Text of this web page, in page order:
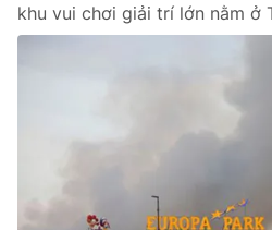
khu vui chơi giải trí lớn nằm ở